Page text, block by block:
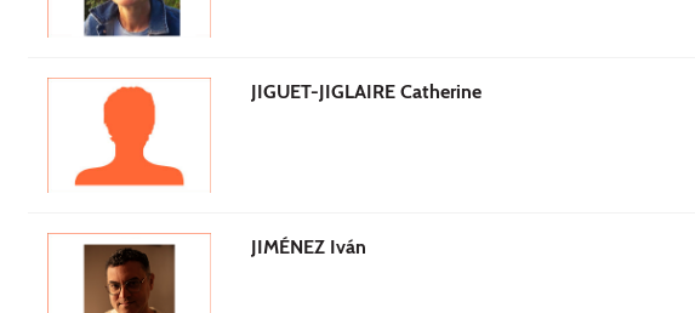
JIGUET-JIGLAIRE Catherine
JIMÉNEZ Iván